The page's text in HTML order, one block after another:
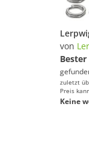
von
Bester
zuletzt
Preis
Keine